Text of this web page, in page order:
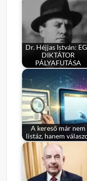
Dr. Héjjas István:
DIKTÁTOR
PÁLYAFUTÁSA
A kereső már nem
listáz, hanem